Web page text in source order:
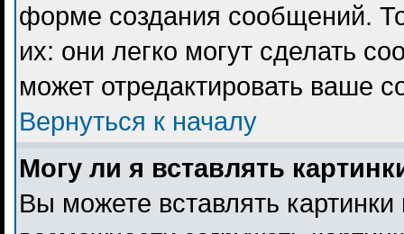
форме создания сообщений.
их: они легко могут сделать
может отредактировать ваше
Вернуться к началу
Могу ли я вставлять
Вы можете вставлять